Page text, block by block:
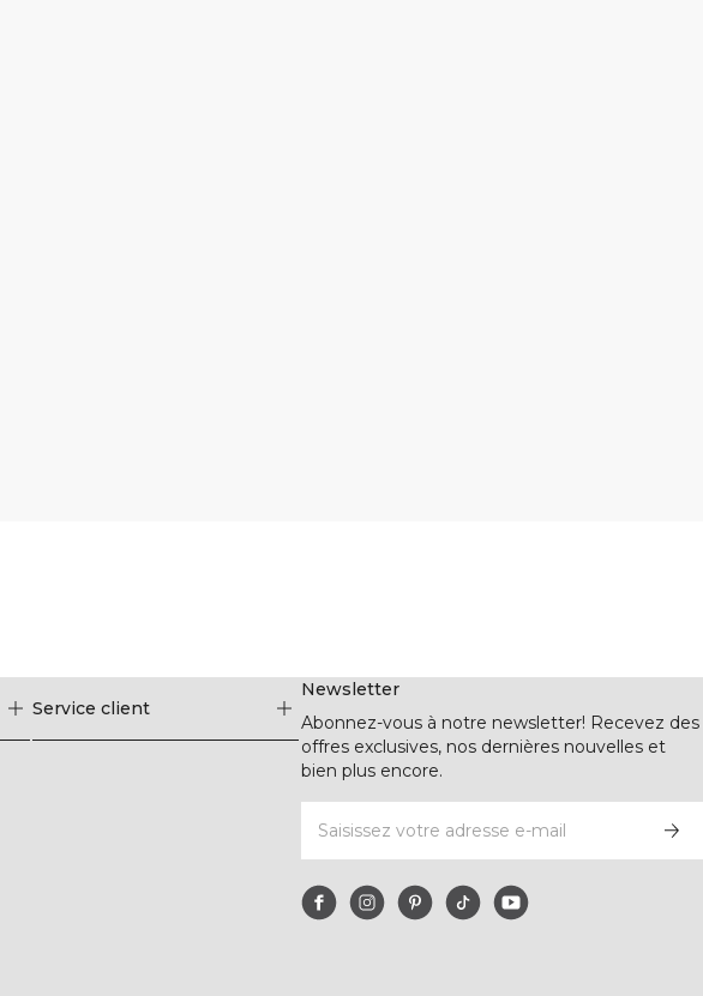
Service client
Newsletter
Abonnez-vous à notre newsletter! Recevez des
offres exclusives, nos dernières nouvelles et
bien plus encore.